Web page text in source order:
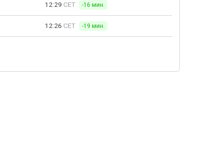
12:29 CET -16 мин.
12:26 CET -19 мин.